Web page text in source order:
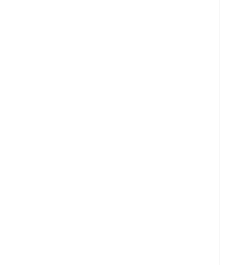
5 hvězdiček.
5 hvězdiček.